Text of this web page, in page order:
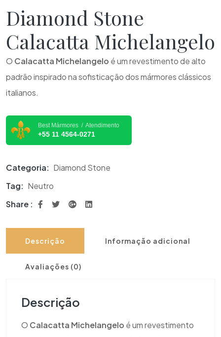
Diamond Stone
Calacatta Michelangelo
O Calacatta Michelangelo é um revestimento de alto
padrão inspirado na sofisticação dos mármores clássicos
italianos.
Best Mármores / Atendimento
+55 11 4564-0271
Categoria: Diamond Stone
Tag: Neutro
Share :
Descrição Informação adicional
Avaliações (0)
Descrição
O Calacatta Michelangelo é um revestimento